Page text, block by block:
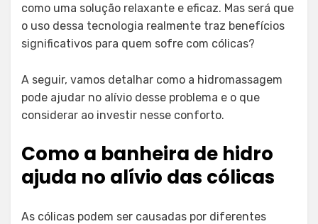
como uma solução relaxante e eficaz. Mas será que
o uso dessa tecnologia realmente traz benefícios
significativos para quem sofre com cólicas?
A seguir, vamos detalhar como a hidromassagem
pode ajudar no alívio desse problema e o que
considerar ao investir nesse conforto.
Como a banheira de hidro
ajuda no alívio das cólicas
As cólicas podem ser causadas por diferentes